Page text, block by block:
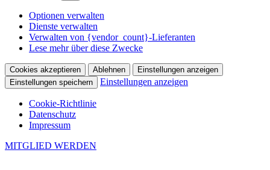
Optionen verwalten
Dienste verwalten
Verwalten von {vendor_count}-Lieferanten
Lese mehr über diese Zwecke
Cookies akzeptieren Ablehnen
Einstellungen anzeigen
Einstellungen speichern
Einstellungen anzeigen
Cookie-Richtlinie
Datenschutz
Impressum
MITGLIED WERDEN